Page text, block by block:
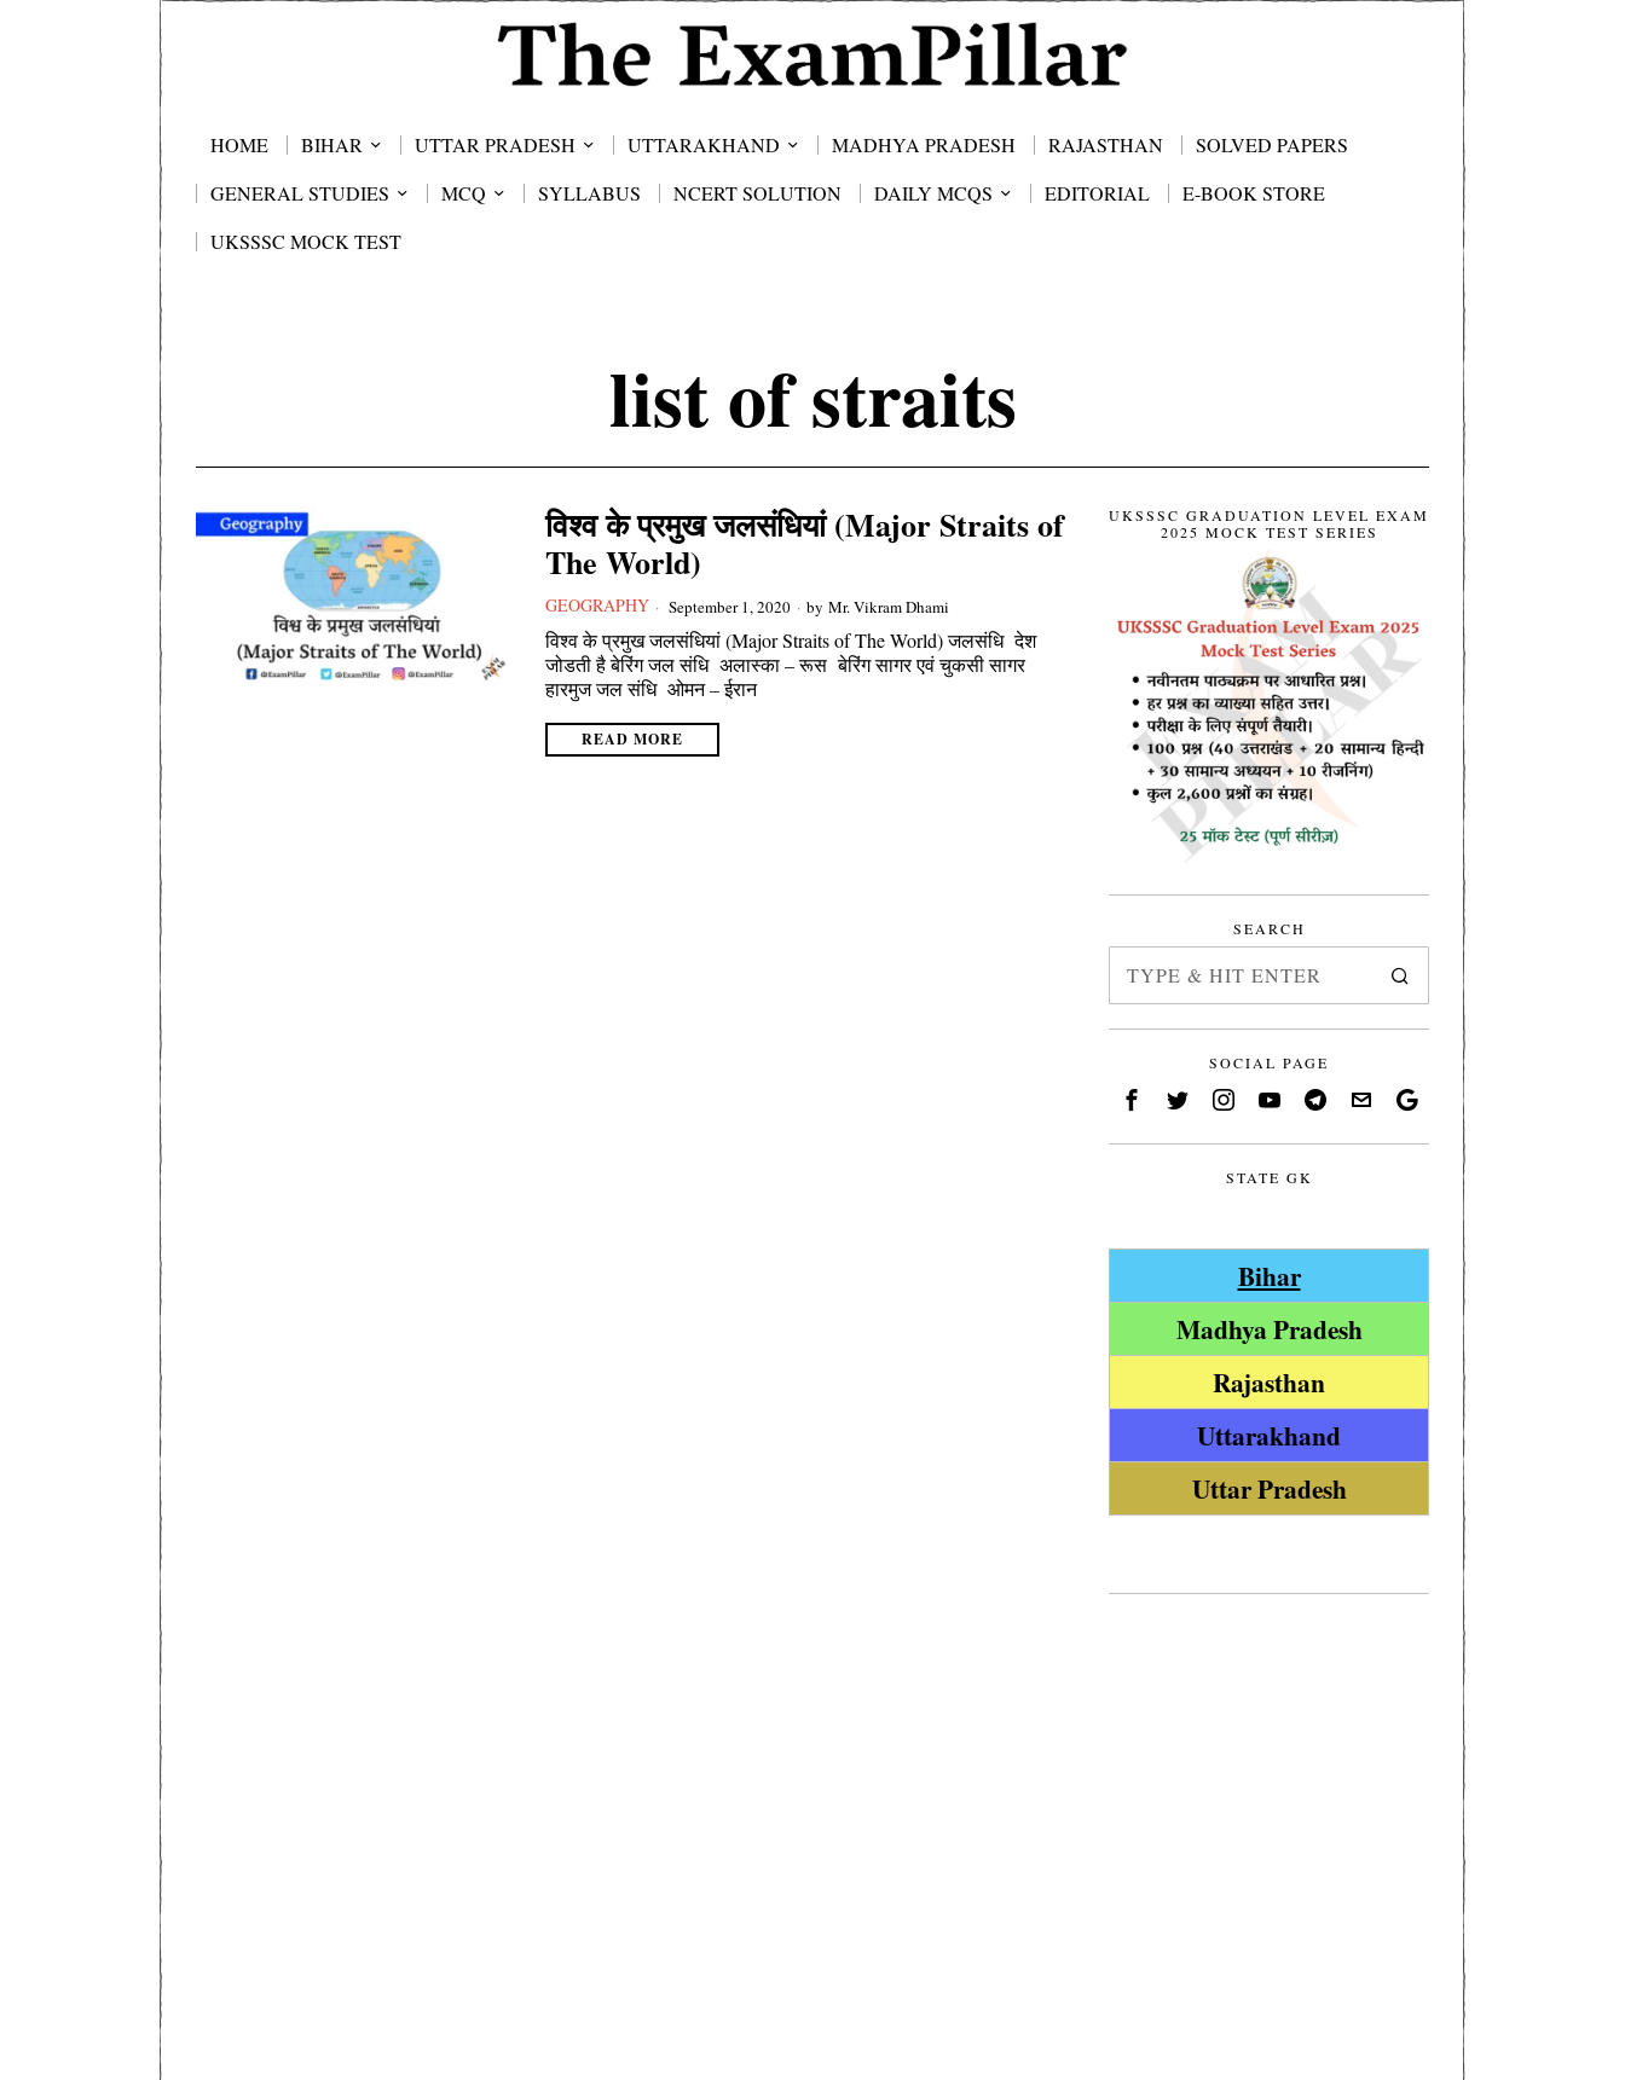
HOME BIHAR UTTAR PRADESH UTTARAKHAND MADHYA PRADESH RAJASTHAN
SOLVED PAPERS
GENERAL STUDIES
MCQ SYLLABUS NCERT SOLUTION DAILY MCQS EDITORIAL
E-BOOK STORE
UKSSSC MOCK TEST
list of straits
विश्व के प्रमुख जलसंधियां (Major Straits of
The World)
GEOGRAPHY September 1, 2020 by Mr. Vikram Dhami
विश्व के प्रमुख जलसंधियां (Major Straits of The World) जलसंधि देश
जोडती है बेरिंग जल संधि अलास्का – रूस बेरिंग सागर एवं चुकसी सागर
हारमुज जल संधि ओमन – ईरान
READ MORE
UKSSSC GRADUATION LEVEL EXAM
2025 MOCK TEST SERIES
SEARCH
SOCIAL PAGE
STATE GK
Bihar
Madhya Pradesh
Rajasthan
Uttarakhand
Uttar Pradesh